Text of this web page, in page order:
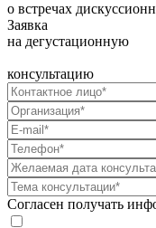
о встречах
Заявка
на дегустационную
консультацию
Согласен получать